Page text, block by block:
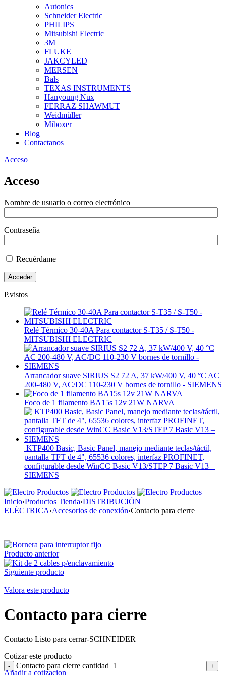
Autonics
Schneider Electric
PHILIPS
Mitsubishi Electric
3M
FLUKE
JAKCYLED
MERSEN
Bals
TEXAS INSTRUMENTS
Hanyoung Nux
FERRAZ SHAWMUT
Weidmüller
Miboxer
Blog
Contactanos
Acceso
Acceso
Nombre de usuario o correo electrónico
Contraseña
Recuérdame
P.vistos
Relé Térmico 30-40A Para contactor S-T35 / S-T50 -
MITSUBISHI ELECTRIC
Arrancador suave SIRIUS S2 72 A, 37 kW/400 V, 40 °C AC
200-480 V, AC/DC 110-230 V bornes de tornillo - SIEMENS
Foco de 1 filamento BA15s 12v 21W NARVA
KTP400 Basic, Basic Panel, manejo mediante teclas/táctil,
pantalla TFT de 4", 65536 colores, interfaz PROFINET,
configurable desde WinCC Basic V13/STEP 7 Basic V13 –
SIEMENS
Inicio›Productos Tienda›DISTRIBUCIÓN
ELÉCTRICA›Accesorios de conexión›Contacto para cierre
Producto anterior
Siguiente producto
Valora este producto
Contacto para cierre
Contacto Listo para cerrar-SCHNEIDER
Cotizar este producto
Contacto para cierre cantidad
Añadir a cotizacion